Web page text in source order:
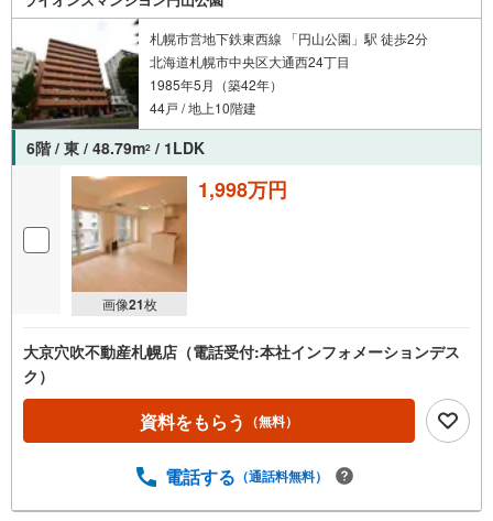
札幌市営地下鉄東西線 「円山公園」駅 徒歩2分
北海道札幌市中央区大通西24丁目
1985年5月（築42年）
44戸 / 地上10階建
6階 / 東 / 48.79m2 / 1LDK
画像21枚
1,998万円
大京穴吹不動産札幌店（電話受付:本社インフォメーションデス
ク）
資料をもらう （無料）
電話する （通話料無料）